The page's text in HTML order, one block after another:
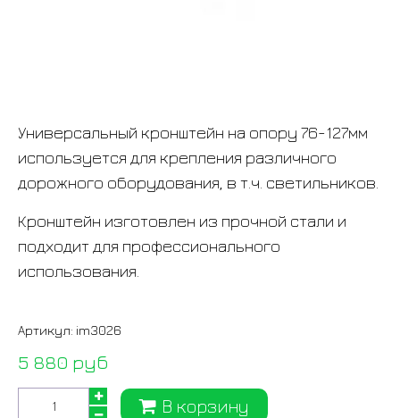
Универсальный кронштейн на опору 76-127мм
используется для крепления различного
дорожного оборудования, в т.ч. светильников.
Кронштейн изготовлен из прочной стали и
подходит для профессионального
использования.
Артикул: im3026
5 880 руб
В корзину